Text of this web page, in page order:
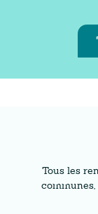
Tous les